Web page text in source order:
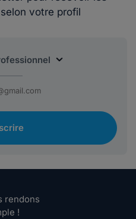
votre profil
rendons
!